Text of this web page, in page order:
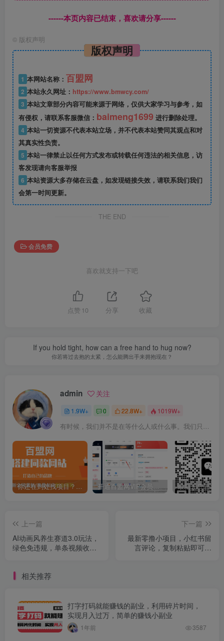
------本页内容已结束，喜欢请分享------
© 版权声明
版权声明
1 本网站名称： 百盟网
2 本站永久网址： https://www.bmwcy.com/
3 本站文章部分内容可能来源于网络，仅供大家学习与参考，如
有侵权，请联系客服微信： baimeng1699 进行删除处理。
4 本站一切资源不代表本站立场，并不代表本站赞同其观点和对
其真实性负责。
5 本站一律禁止以任何方式发布或转载任何违法的相关信息，访
客发现请向客服举报
6 本站资源大多存储在云盘，如发现链接失效，请联系我们我们
会第一时间更新。
THE END
会员免费
喜欢就支持一下吧
点赞 10 分享 收藏
If you hold tight, how can a free hand to hug now?
你若将过去抱的太紧，怎么能腾出手来拥抱现在？
admin 关注
1.9W+ 0 22.8W+ 1019W+
有时候，我们并不是在等什么人或什么事。我们只是在静待岁月改变自己
你还在到处找项目？还在当韭菜？我靠卖项目一个月收入5万+，曾经我也是个失败者。 开通百盟网VIP会员，尊享全站资源免费下载，享70%的推广提成！！【限时五折优惠】
上一篇
AI动画风养生赛道3.0玩法，
绿色免违规，单条视频收益
下一篇
最新零撸小项目，小红书留
言评论，复制粘贴即可赚
相关推荐
打字打码就能赚钱的副业，利用碎片时间，
实现月入过万，简单的赚钱小副业
1年前 3587